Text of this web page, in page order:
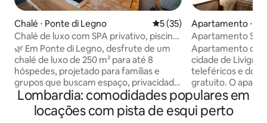
Chalé ⋅ Ponte di Legno 5 de uma avaliação média
5 (35)
Chalé de luxo com SPA privativo, piscina,
sauna e jardim
🌿 Em Ponte di Legno, desfrute de um
chalé de luxo de 250 m² para até 8
hóspedes, projetado para famílias e
grupos que buscam espaço, privacidade
e bem-estar. Design alpino, jardim
privado e SPA exclusivo transformam
cada estadia em uma experiência 🛏️ 4
Apartamento ⋅
Apartamento
Sabrina
Apartamento de
cidade de Livigno,
teleféricos e do
gratuito. O
estacionamento
coberta. É
cozinha com
Lombardia: comodidades populares em
locações com pista de esqui perto